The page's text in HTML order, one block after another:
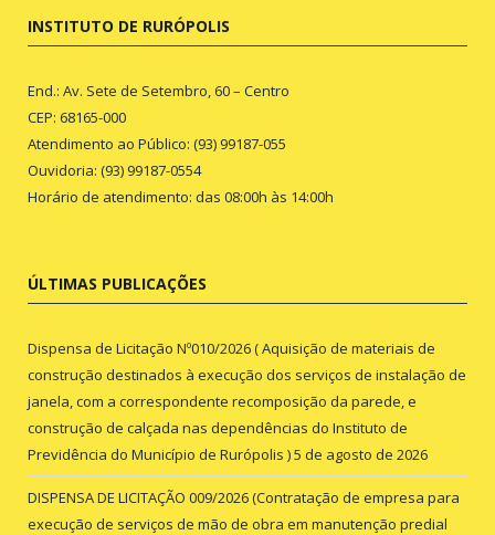
INSTITUTO DE RURÓPOLIS
End.: Av. Sete de Setembro, 60 – Centro
CEP: 68165-000
Atendimento ao Público: (93) 99187-055
Ouvidoria: (93) 99187-0554
Horário de atendimento: das 08:00h às 14:00h
ÚLTIMAS PUBLICAÇÕES
Dispensa de Licitação Nº010/2026 ( Aquisição de materiais de
construção destinados à execução dos serviços de instalação de
janela, com a correspondente recomposição da parede, e
construção de calçada nas dependências do Instituto de
Previdência do Município de Rurópolis )5 de agosto de 2026
DISPENSA DE LICITAÇÃO 009/2026 (Contratação de empresa para
execução de serviços de mão de obra em manutenção predial